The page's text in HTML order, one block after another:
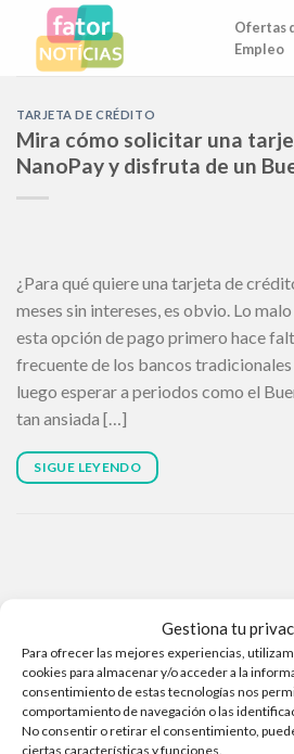
Gestiona tu
Para ofrecer las mejores experiencias,
cookies para almacenar y/o acceder a la
consentimiento de estas tecnologías nos
comportamiento de navegación o las
No consentir o retirar el consentimiento,
ciertas características y funciones.
content
Ofertas
Empleo
TARJETA DE CRÉDITO
Mira cómo solicitar una
NanoPay y disfruta de un
¿Para qué quiere una tarjeta de
meses sin intereses, es obvio. Lo
esta opción de pago primero hace
frecuente de los bancos
luego esperar a periodos como el
tan ansiada […]
SIGUE LEYENDO